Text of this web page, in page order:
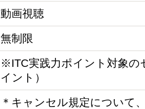
動画視聴
無制限
※ITC実践力ポイント対象の
イント）
＊キャンセル規定について